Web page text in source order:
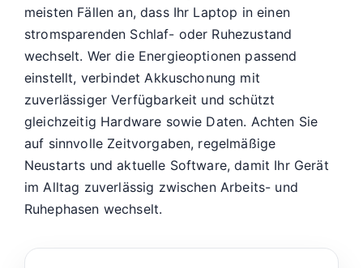
meisten Fällen an, dass Ihr Laptop in einen
stromsparenden Schlaf- oder Ruhezustand
wechselt. Wer die Energieoptionen passend
einstellt, verbindet Akkuschonung mit
zuverlässiger Verfügbarkeit und schützt
gleichzeitig Hardware sowie Daten. Achten Sie
auf sinnvolle Zeitvorgaben, regelmäßige
Neustarts und aktuelle Software, damit Ihr Gerät
im Alltag zuverlässig zwischen Arbeits- und
Ruhephasen wechselt.